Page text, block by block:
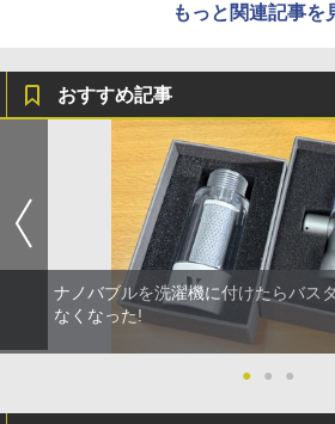
もっと関連記事を
おすすめ記事
ナノバブルを洗濯機に付けたらバス
なくなった!
● ● ●